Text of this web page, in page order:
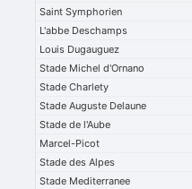
Saint Symphorien
L'abbe Deschamps
Louis Dugauguez
Stade Michel d'Ornano
Stade Charlety
Stade Auguste Delaune
Stade de l'Aube
Marcel-Picot
Stade des Alpes
Stade Mediterranee